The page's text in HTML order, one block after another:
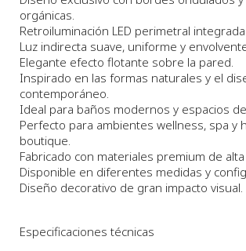
orgánicas.
Retroiluminación LED perimetral integrada.
Luz indirecta suave, uniforme y
Elegante efecto flotante sobre la pared.
Inspirado en las formas naturales y el
contemporáneo.
Ideal para baños modernos y espacios
Perfecto para ambientes wellness, spa y
boutique.
Fabricado con materiales premium de alta
Disponible en diferentes medidas y
Diseño decorativo de gran impacto visual.
Especificaciones técnicas